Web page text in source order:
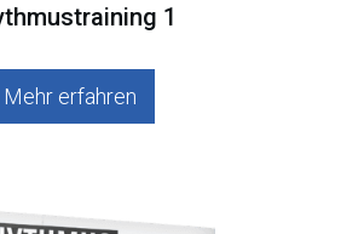
1
Mehr erfahren